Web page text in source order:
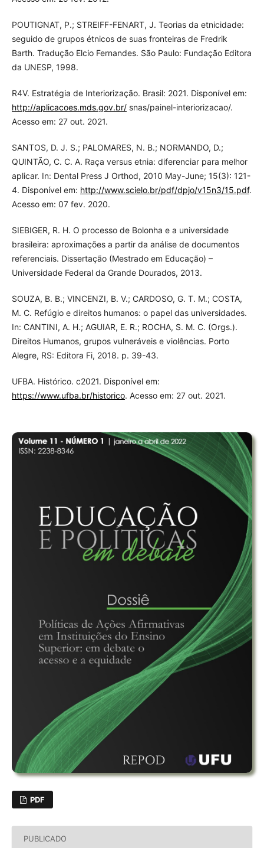
POUTIGNAT, P.; STREIFF-FENART, J. Teorias da etnicidade:
seguido de grupos étnicos de suas fronteiras de Fredrik
Barth. Tradução Elcio Fernandes. São Paulo: Fundação Editora
da UNESP, 1998.
R4V. Estratégia de Interiorização. Brasil: 2021. Disponível em:
http://aplicacoes.mds.gov.br/snas/painel-interiorizacao/.
Acesso em: 27 out. 2021.
SANTOS, D. J. S.; PALOMARES, N. B.; NORMANDO, D.;
QUINTÃO, C. C. A. Raça versus etnia: diferenciar para melhor
aplicar. In: Dental Press J Orthod, 2010 May-June; 15(3): 121-
4. Disponível em: http://www.scielo.br/pdf/dpjo/v15n3/15.pdf.
Acesso em: 07 fev. 2020.
SIEBIGER, R. H. O processo de Bolonha e a universidade
brasileira: aproximações a partir da análise de documentos
referenciais. Dissertação (Mestrado em Educação) –
Universidade Federal da Grande Dourados, 2013.
SOUZA, B. B.; VINCENZI, B. V.; CARDOSO, G. T. M.; COSTA,
M. C. Refúgio e direitos humanos: o papel das universidades.
In: CANTINI, A. H.; AGUIAR, E. R.; ROCHA, S. M. C. (Orgs.).
Direitos Humanos, grupos vulneráveis e violências. Porto
Alegre, RS: Editora Fi, 2018. p. 39-43.
UFBA. Histórico. c2021. Disponível em:
https://www.ufba.br/historico. Acesso em: 27 out. 2021.
PDF
PUBLICADO